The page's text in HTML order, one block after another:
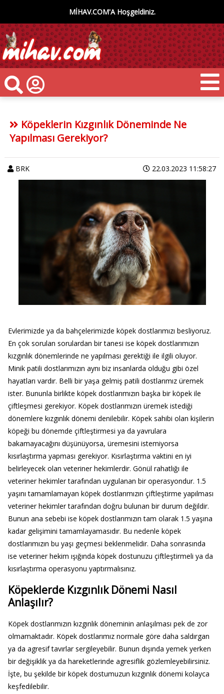
MİHAV.COM'A Hoşgeldiniz.
Köpeklerin Kızgınlık Döneminde Ne
Yapılması Gerekiyor?
BRK 22.03.2023 11:58:27
Evlerimizde ya da bahçelerimizde köpek dostlarımızı besliyoruz.
En çok sorulan sorulardan bir tanesi ise köpek dostlarımızın
kızgınlık dönemlerinde ne yapılması gerektiği ile ilgili oluyor.
Minik patili dostlarımızın aynı biz insanlarda olduğu gibi özel
hayatları vardır. Belli bir yaşa gelmiş patili dostlarımız üremek
ister. Bununla birlikte köpek dostlarımızın başka bir köpek ile
çiftleşmesi gerekiyor. Köpek dostlarımızın üremek istediği
dönemlere kızgınlık dönemi denilebilir. Köpek sahibi olan kişilerin
köpeği bu dönemde çiftleştirmesi ya da yavrulara
bakamayacağını düşünüyorsa, üremesini istemiyorsa
kısırlaştırma yapması gerekiyor. Kısırlaştırma vaktini en iyi
belirleyecek olan veteriner hekimlerdir. Gönül rahatlığı ile
veteriner hekimler tarafından uygulanan bir operasyondur. 1.5
yaşını tamamlamayan köpek dostlarımızın çiftleştirme yapılması
veteriner hekimler tarafından doğru bulunan bir durum değildir.
Bunun ana sebebi ise köpek dostlarımızın tam olarak 1.5 yaşına
kadar gelişimini tamamlayamasıdır. Bu nedenle köpek
dostlarımızın bu yaşı geçmesi beklenmelidir. Daha sonrasında
ise veteriner hekim ışığında köpek dostunuzu çiftleştirmeli ya da
kısırlaştırma operasyonu yaptırmalısınız.
Köpeklerde Kızgınlık Dönemi Nasıl
Anlaşılır?
Köpek dostlarımızın kızgınlık döneminin anlaşılması pek de zor
olmamaktadır. Köpek dostlarımız normale göre daha saldırgan
ya da agresif tavırlar sergileyebilir. Bunun dışında yemek yerken
bir değişiklik ya da hareketlerinde agresiflik gözlemleyebilirsiniz.
İşte, bu şekilde bir köpek dostumuzun kızgınlık dönemi kolayca
keşfedilebilir.